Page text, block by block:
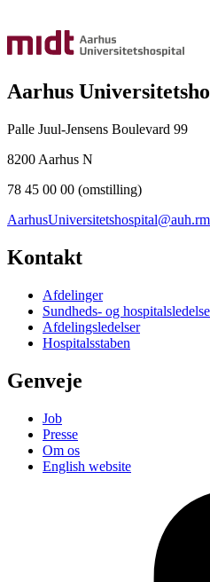
Aarhus
Palle Juul-Jensens Boulevard 99
8200 Aarhus N
78 45 00 00 (omstilling)
Kontakt
Afdelinger
Sundheds- og
Afdelingsledelser
Hospitalsstaben
Genveje
Job
Presse
Om os
English website